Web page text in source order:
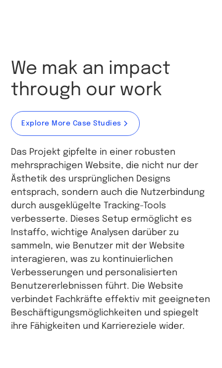
We mak an impact
through our work
Explore More Case Studies
Das Projekt gipfelte in einer robusten
mehrsprachigen Website, die nicht nur der
Ästhetik des ursprünglichen Designs
entsprach, sondern auch die Nutzerbindung
durch ausgeklügelte Tracking-Tools
verbesserte. Dieses Setup ermöglicht es
Instaffo, wichtige Analysen darüber zu
sammeln, wie Benutzer mit der Website
interagieren, was zu kontinuierlichen
Verbesserungen und personalisierten
Benutzererlebnissen führt. Die Website
verbindet Fachkräfte effektiv mit geeigneten
Beschäftigungsmöglichkeiten und spiegelt
ihre Fähigkeiten und Karriereziele wider.